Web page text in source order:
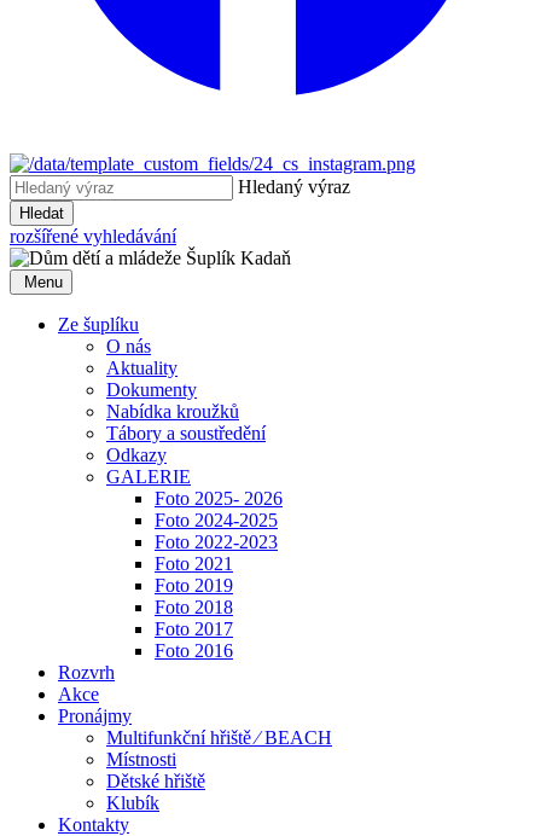
Hledaný výraz
Hledat
rozšířené vyhledávání
Menu
Ze šuplíku
O nás
Aktuality
Dokumenty
Nabídka kroužků
Tábory a soustředění
Odkazy
GALERIE
Foto 2025- 2026
Foto 2024-2025
Foto 2022-2023
Foto 2021
Foto 2019
Foto 2018
Foto 2017
Foto 2016
Rozvrh
Akce
Pronájmy
Multifunkční hřiště ⁄ BEACH
Místnosti
Dětské hřiště
Klubík
Kontakty